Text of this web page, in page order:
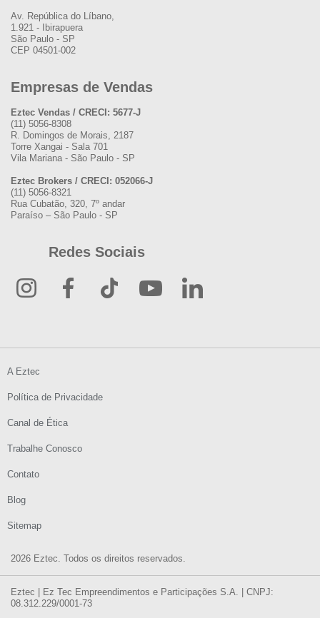
Av. República do Líbano,
1.921 - Ibirapuera
São Paulo - SP
CEP 04501-002
Empresas de Vendas
Eztec Vendas / CRECI: 5677-J
(11) 5056-8308
R. Domingos de Morais, 2187
Torre Xangai - Sala 701
Vila Mariana - São Paulo - SP
Eztec Brokers / CRECI: 052066-J
(11) 5056-8321
Rua Cubatão, 320, 7º andar
Paraíso – São Paulo - SP
Redes Sociais
2026 Eztec. Todos os direitos reservados.
A Eztec
Política de Privacidade
Canal de Ética
Trabalhe Conosco
Contato
Blog
Sitemap
Eztec | Ez Tec Empreendimentos e Participações S.A. | CNPJ:
08.312.229/0001-73